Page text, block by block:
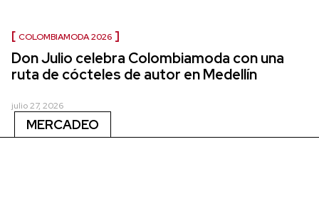
COLOMBIAMODA 2026
Don Julio celebra Colombiamoda con una
ruta de cócteles de autor en Medellín
julio 27, 2026
MERCADEO